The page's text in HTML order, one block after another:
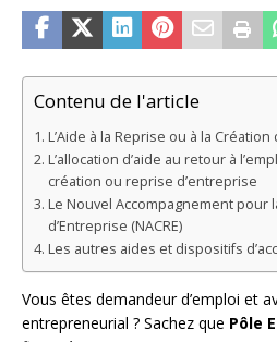
Contenu de l'article
L’Aide à la Reprise ou à la Création
L’allocation d’aide au retour à
création ou reprise d’entreprise
Le Nouvel Accompagnement pour
d’Entreprise (NACRE)
Les autres aides et dispositifs
Vous êtes demandeur d’emploi et
entrepreneurial ? Sachez que Pôle